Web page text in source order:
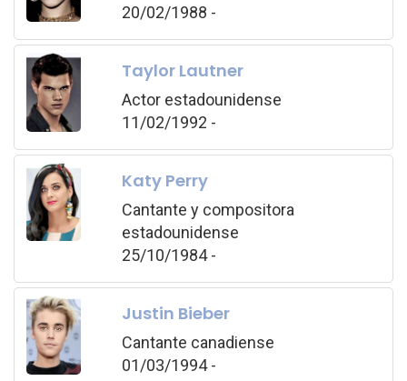
20/02/1988 -
Taylor Lautner
Actor estadounidense
11/02/1992 -
Katy Perry
Cantante y compositora
estadounidense
25/10/1984 -
Justin Bieber
Cantante canadiense
01/03/1994 -